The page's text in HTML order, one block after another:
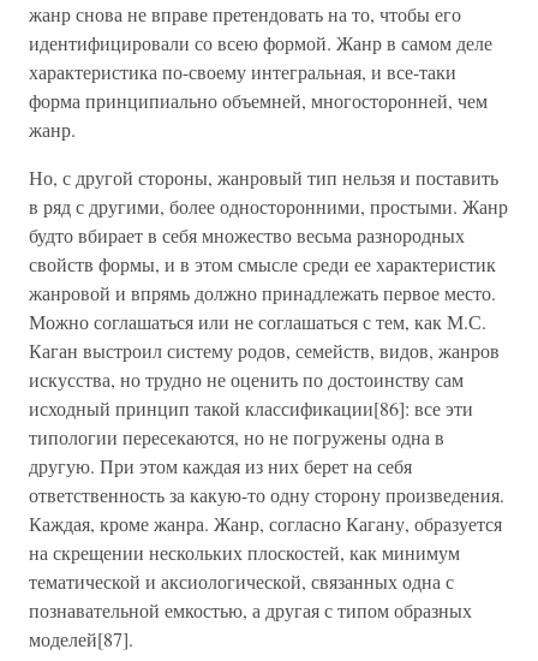
жанр снова не вправе претендовать на то, чтобы его
идентифицировали со всею формой. Жанр в самом деле
характеристика по-своему интегральная, и все-таки
форма принципиально объемней, многосторонней, чем
жанр.
Но, с другой стороны, жанровый тип нельзя и поставить
в ряд с другими, более односторонними, простыми. Жанр
будто вбирает в себя множество весьма разнородных
свойств формы, и в этом смысле среди ее характеристик
жанровой и впрямь должно принадлежать первое место.
Можно соглашаться или не соглашаться с тем, как М.С.
Каган выстроил систему родов, семейств, видов, жанров
искусства, но трудно не оценить по достоинству сам
исходный принцип такой классификации[86]: все эти
типологии пересекаются, но не погружены одна в
другую. При этом каждая из них берет на себя
ответственность за какую-то одну сторону произведения.
Каждая, кроме жанра. Жанр, согласно Кагану, образуется
на скрещении нескольких плоскостей, как минимум
тематической и аксиологической, связанных одна с
познавательной емкостью, а другая с типом образных
моделей[87].